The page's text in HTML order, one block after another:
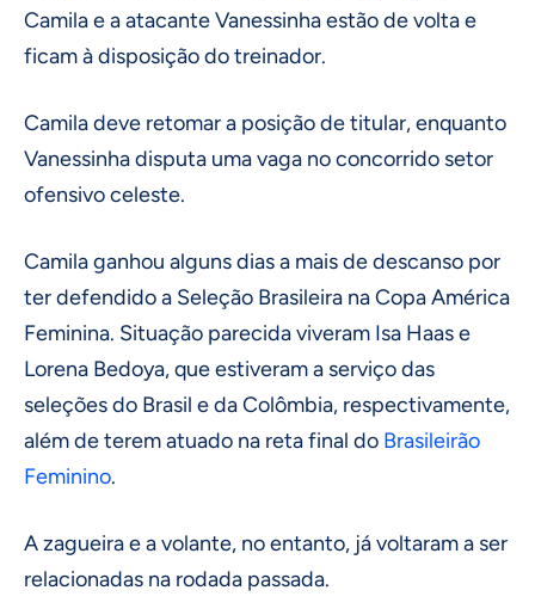
Camila e a atacante Vanessinha estão de volta e
ficam à disposição do treinador.
Camila deve retomar a posição de titular, enquanto
Vanessinha disputa uma vaga no concorrido setor
ofensivo celeste.
Camila ganhou alguns dias a mais de descanso por
ter defendido a Seleção Brasileira na Copa América
Feminina. Situação parecida viveram Isa Haas e
Lorena Bedoya, que estiveram a serviço das
seleções do Brasil e da Colômbia, respectivamente,
além de terem atuado na reta final do Brasileirão
Feminino.
A zagueira e a volante, no entanto, já voltaram a ser
relacionadas na rodada passada.